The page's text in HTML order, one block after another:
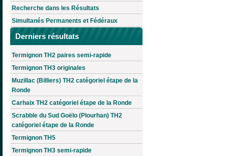
Recherche dans les Résultats
Simultanés Permanents et Fédéraux
Derniers résultats
Termignon TH2 paires semi-rapide
Termignon TH3 originales
Muzillac (Billiers) TH2 catégoriel étape de la
Ronde
Carhaix TH2 catégoriel étape de la Ronde
Scrabble du Sud Goëlo (Plourhan) TH2
catégoriel étape de la Ronde
Termignon TH5
Termignon TH3 semi-rapide